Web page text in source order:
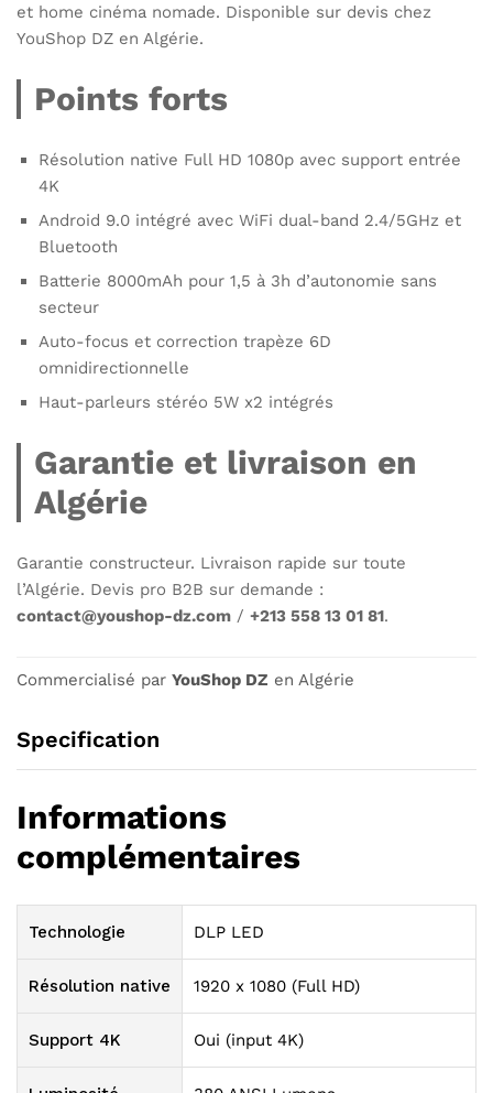
et home cinéma nomade. Disponible sur devis chez
YouShop DZ en Algérie.
Points forts
Résolution native Full HD 1080p avec support entrée
4K
Android 9.0 intégré avec WiFi dual-band 2.4/5GHz et
Bluetooth
Batterie 8000mAh pour 1,5 à 3h d’autonomie sans
secteur
Auto-focus et correction trapèze 6D
omnidirectionnelle
Haut-parleurs stéréo 5W x2 intégrés
Garantie et livraison en
Algérie
Garantie constructeur. Livraison rapide sur toute
l’Algérie. Devis pro B2B sur demande :
contact@youshop-dz.com / +213 558 13 01 81.
Commercialisé par YouShop DZ en Algérie
Specification
Informations
complémentaires
Technologie DLP LED
Résolution native 1920 x 1080 (Full HD)
Support 4K Oui (input 4K)